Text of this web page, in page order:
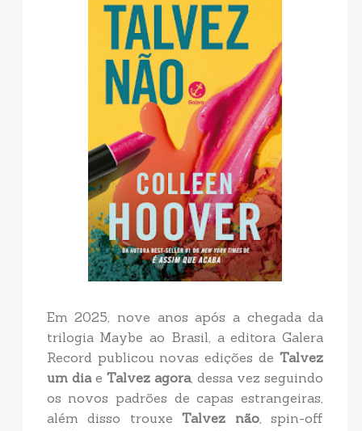
Em 2025, nove anos após a chegada da
trilogia Maybe ao Brasil, a editora Galera
Record publicou novas edições deTalvez
um diae Talvez agora, dessa vez seguindo
os novos padrões de capas estrangeiras,
além disso trouxeTalvez não, spin-off